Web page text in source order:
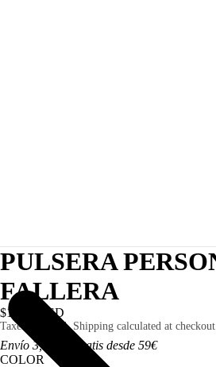
PULSERA
FALLERA
$19.00 USD
Taxes included. Shipping calculated at
Envío 3,50€ I Gratis desde 59€
COLOR